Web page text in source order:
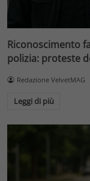
Riconoscimento
polizia: proteste
Redazione VelvetMAG
Leggi di più